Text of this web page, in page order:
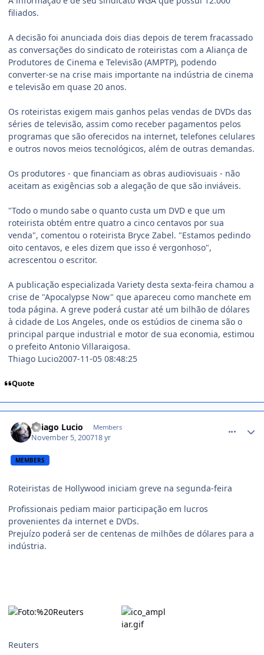
filiados.
A decisão foi anunciada dois dias depois de terem fracassado
as conversações do sindicato de roteiristas com a Aliança de
Produtores de Cinema e Televisão (AMPTP), podendo
converter-se na crise mais importante na indústria de cinema
e televisão em quase 20 anos.
Os roteiristas exigem mais ganhos pelas vendas de DVDs das
séries de televisão, assim como receber pagamentos pelos
programas que são oferecidos na internet, telefones celulares
e outros novos meios tecnológicos, além de outras demandas.
Os produtores - que financiam as obras audiovisuais - não
aceitam as exigências sob a alegação de que são inviáveis.
"Todo o mundo sabe o quanto custa um DVD e que um
roteirista obtém entre quatro a cinco centavos por sua
venda", comentou o roteirista Bryce Zabel. "Estamos pedindo
oito centavos, e eles dizem que isso é vergonhoso",
acrescentou o escritor.
A publicação especializada Variety desta sexta-feira chamou a
crise de "Apocalypse Now" que apareceu como manchete em
toda página. A greve poderá custar até um bilhão de dólares
à cidade de Los Angeles, onde os estúdios de cinema são o
principal parque industrial e motor de sua economia, estimou
o prefeito Antonio Villaraigosa.
Thiago Lucio2007-11-05 08:48:25
Quote
Thiago Lucio Members
November 5, 200718 yr
MEMBERS
Roteiristas de Hollywood iniciam greve na segunda-feira
Profissionais pediam maior participação em lucros
provenientes da internet e DVDs.
Prejuízo poderá ser de centenas de milhões de dólares para a
indústria.
Reuters